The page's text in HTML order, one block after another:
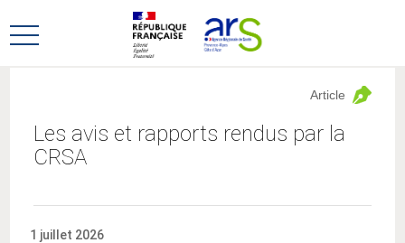
au
menu
au
contenu
Ouvrir
Les avis et rapports rendus par la
CRSA
Article
1 juillet 2026